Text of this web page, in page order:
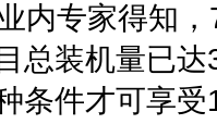
内专家得知
总装机量已
条件才可享